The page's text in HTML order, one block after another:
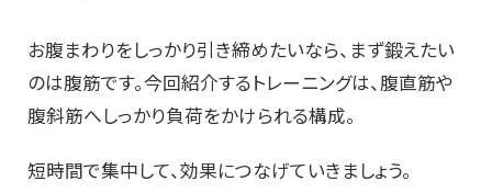
お腹まわりをしっかり引き締めたいなら、まず鍛えたい
のは腹筋です。今回紹介するトレーニングは、腹直筋や
腹斜筋へしっかり負荷をかけられる構成。
短時間で集中して、効果につなげていきましょう。